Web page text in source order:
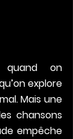
quand on
explore
Mais une
chansons
empêche